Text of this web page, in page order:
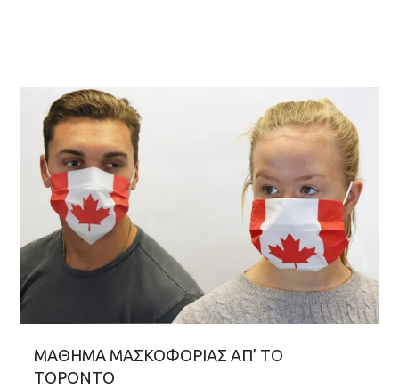
ΜΑΘΗΜΑ ΜΑΣΚΟΦΟΡΙΑΣ ΑΠ’ ΤΟ
ΤΟΡΟΝΤΟ